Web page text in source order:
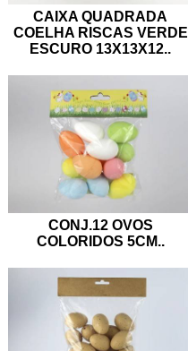
CAIXA QUADRADA
COELHA RISCAS VERDE
ESCURO 13X13X12..
CONJ.12 OVOS
COLORIDOS 5CM..